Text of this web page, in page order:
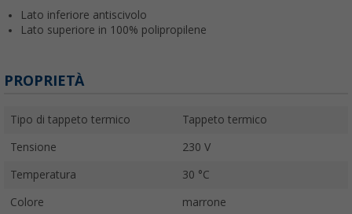
Lato inferiore antiscivolo
Lato superiore in 100% polipropilene
PROPRIETÀ
Tipo di tappeto termico Tappeto termico
Tensione 230 V
Temperatura 30 °C
Colore marrone